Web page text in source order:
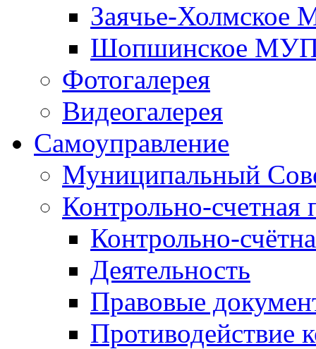
Заячье-
Шопшинское
Фотогалерея
Видеогалерея
Самоуправление
Муниципальный
Контрольно-счетная
Контрольно-
Деятельность
Правовые
Противодействие